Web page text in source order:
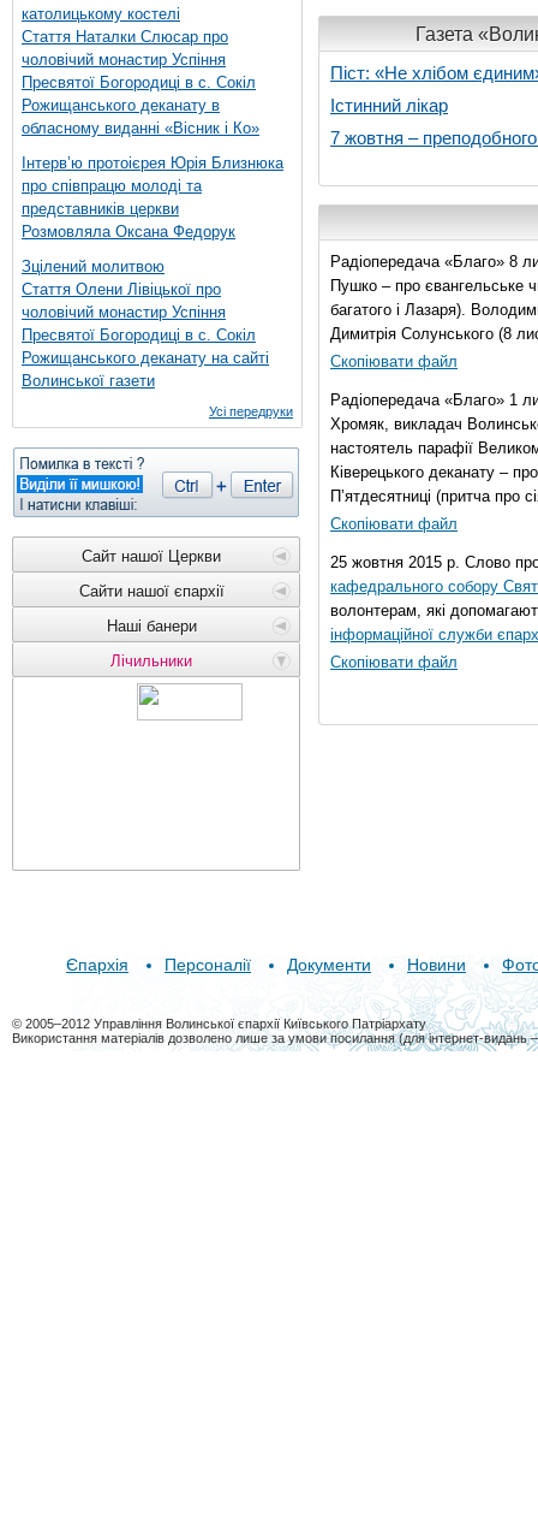
католицькому костелі
Стаття Наталки Слюсар про
чоловічий монастир Успіння
Пресвятої Богородиці в с. Сокіл
Рожищанського деканату в
обласному виданні «Вісник і Ко»
Інтерв’ю протоієрея Юрія Близнюка
про співпрацю молоді та
представників церкви
Розмовляла Оксана Федорук
Зцілений молитвою
Стаття Олени Лівіцької про
чоловічий монастир Успіння
Пресвятої Богородиці в с. Сокіл
Рожищанського деканату на сайті
Волинської газети
Усі передруки
Сайт нашої Церкви
Сайти нашої єпархії
Наші банери
Лічильники
Газета
Піст: «Не хлібом
Істинний лікар
7 жовтня –
Радіопередача «Благо» 8
Пушко – про євангельське
багатого і Лазаря).
Димитрія Солунського (8
Скопіювати файл
Радіопередача «Благо» 1
Хромяк, викладач
настоятель парафії
Ківерецького деканату –
П’ятдесятниці (притча про
Скопіювати файл
25 жовтня 2015 р. Слово
кафедрального собору
волонтерам, які
інформаційної служби
Скопіювати файл
Єпархія Персоналії Документи Новини
© 2005–2012 Управління Волинської єпархії Київського Патріархату
Використання матеріалів дозволено лише за умови посилання (для інтернет-видань